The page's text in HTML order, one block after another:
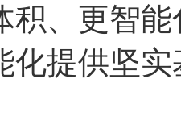
积、更智
化提供坚实